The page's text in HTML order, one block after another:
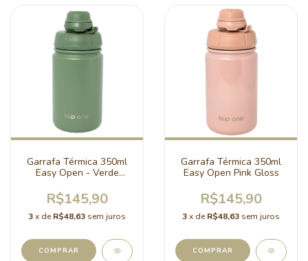
Garrafa Térmica 350ml
Easy Open - Verde
R$145,90
3x de R$48,63 sem juros
Garrafa Térmica 350ml
Easy Open Pink Gloss
R$145,90
3x de R$48,63 sem juros